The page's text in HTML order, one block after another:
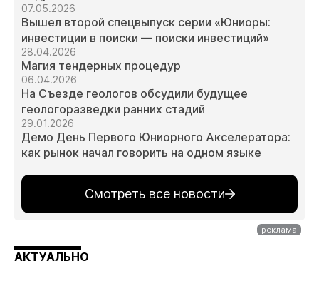
07.05.2026
Вышел второй спецвыпуск серии «Юниоры:
инвестиции в поиски — поиски инвестиций»
28.04.2026
Магия тендерных процедур
06.04.2026
На Съезде геологов обсудили будущее
геологоразведки ранних стадий
29.01.2026
Демо День Первого Юниорного Акселератора:
как рынок начал говорить на одном языке
Смотреть все новости
АКТУАЛЬНО